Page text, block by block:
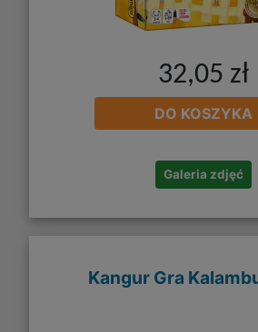
32,05 zł
DO KOSZYKA
Galeria zdjęć
Kangur Gra